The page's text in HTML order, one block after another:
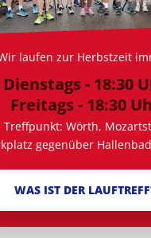
laufen zur Herbstzeit
Dienstags - 18:30
Freitags - 18:30
Treffpunkt: Wörth,
gegenüber
WAS IST DER